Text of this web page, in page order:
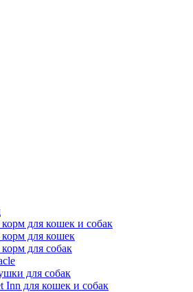
для кошек и собак
для кошек
для собак
для собак
Inn для кошек и собак